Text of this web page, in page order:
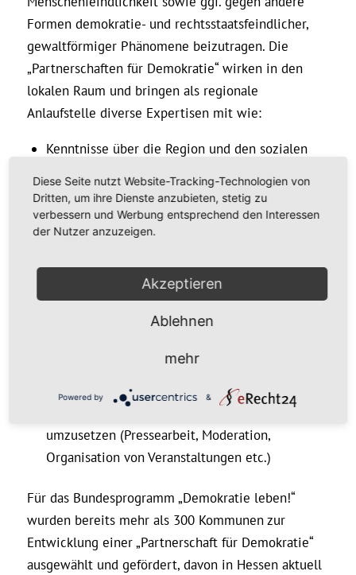
Formen demokratie- und rechtsstaatsfeindlicher,
gewaltförmiger Phänomene beizutragen. Die
„Partnerschaften für Demokratie“ wirken in den
lokalen Raum und bringen als regionale
Anlaufstelle diverse Expertisen mit wie:
Kenntnisse über die Region und den sozialen
Kenntnisse zu Gruppenbezogener
Menschenfeindlichkeit, Rassismus,
Rechtsextremismus und Antisemitismus
Fähigkeiten, Probleme vor Ort zu erkennen, zu
beraten und/oder weitere Handlungsoptionen
erreichen, sie zum Handeln zu ermutigen und
miteinander zu vernetzen
Fähigkeit, öffentlichkeitswirksame Maßnahmen
umzusetzen (Pressearbeit, Moderation,
Organisation von Veranstaltungen etc.)
Für das Bundesprogramm „Demokratie leben!“
wurden bereits mehr als 300 Kommunen zur
Entwicklung einer „Partnerschaft für Demokratie“
ausgewählt und gefördert, davon in Hessen aktuell
Diese Seite nutzt Website-Tracking-Technologien von
Dritten, um ihre Dienste anzubieten, stetig zu
verbessern und Werbung entsprechend den Interessen
der Nutzer anzuzeigen.
Akzeptieren
Ablehnen
mehr
Powered by &